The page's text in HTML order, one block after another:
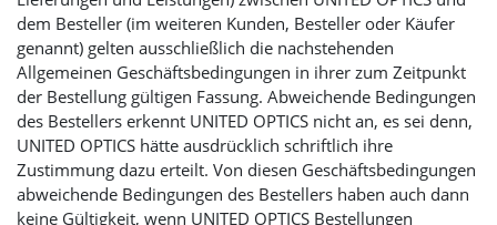
dem Besteller (im weiteren Kunden, Besteller oder Käufer
genannt) gelten ausschließlich die nachstehenden
Allgemeinen Geschäftsbedingungen in ihrer zum Zeitpunkt
der Bestellung gültigen Fassung. Abweichende Bedingungen
des Bestellers erkennt UNITED OPTICS nicht an, es sei denn,
UNITED OPTICS hätte ausdrücklich schriftlich ihre
Zustimmung dazu erteilt. Von diesen Geschäftsbedingungen
abweichende Bedingungen des Bestellers haben auch dann
keine Gültigkeit, wenn UNITED OPTICS Bestellungen